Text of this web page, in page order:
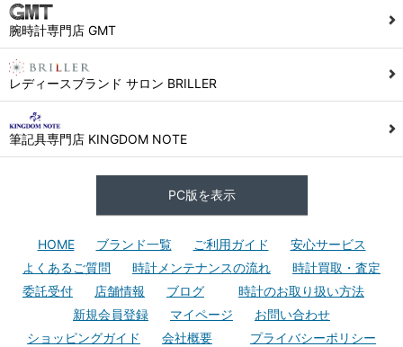
腕時計専門店 GMT
レディースブランド サロン BRILLER
筆記具専門店 KINGDOM NOTE
PC版を表示
HOME ブランド一覧 ご利用ガイド
安心サービス
よくあるご質問
時計メンテナンスの流れ
時計買取・査定
委託受付
店舗情報 ブログ
時計のお取り扱い方法
新規会員登録
マイページ
お問い合わせ
ショッピングガイド
会社概要
プライバシーポリシー